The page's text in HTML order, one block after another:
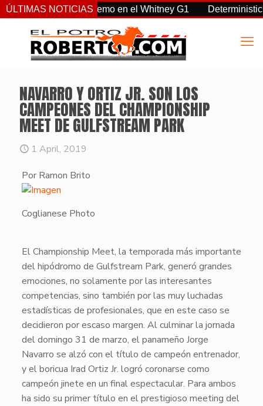
ÚLTIMAS NOTICIAS
supremo en el Whitney G1 Deterministic: héroe
NAVARRO Y ORTIZ JR. SON LOS
CAMPEONES DEL CHAMPIONSHIP
MEET DE GULFSTREAM PARK
1 April, 2019
Por Ramon Brito
Coglianese Photo
ElChampionship Meet, la temporada más importante
del hipódromo de Gulfstream Park, generó grandes
emociones, no solamente por las interesantes
competencias, sino también por las muy luchadas
estadísticas de profesionales, que en este caso se
decidieron por escaso margen. Al culminar la jornada
del domingo 31 de marzo, el panameño Jorge
Navarro se alzó con el título de campeón entrenador,
y el boricua Irad Ortiz Jr. logró coronarse como
campeón jinete en un final espectacular. Para ambos
ha sido su primer título en el prestigioso meeting del